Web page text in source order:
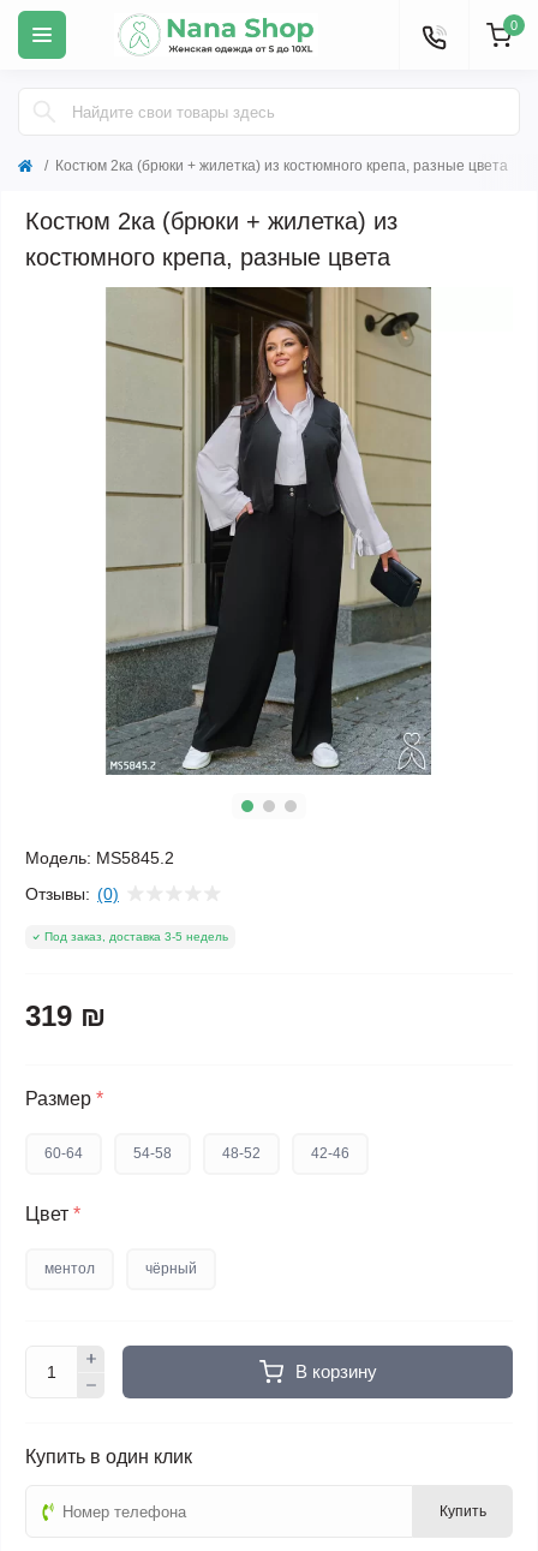
0
Костюм 2ка (брюки + жилетка) из костюмного крепа, разные цвета
Костюм 2ка (брюки + жилетка) из
костюмного крепа, разные цвета
Модель: MS5845.2
Отзывы: (0)
Под заказ, доставка 3-5 недель
319 ₪
Размер *
60-64 54-58 48-52 42-46
Цвет *
ментол чёрный
В корзину
Купить в один клик
Купить